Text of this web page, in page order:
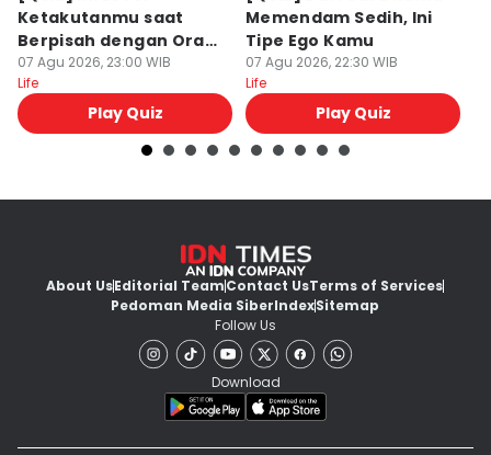
Ketakutanmu saat
Berpisah dengan Orang
Lain
07 Agu 2026, 23:00 WIB
Life
Play Quiz
Memendam Sedih, Ini
Tipe Ego Kamu
07 Agu 2026, 22:30 WIB
Life
Play Quiz
About UsEditorial TeamContact UsTerms of Services
Pedoman Media SiberIndexSitemap
Follow Us
Download